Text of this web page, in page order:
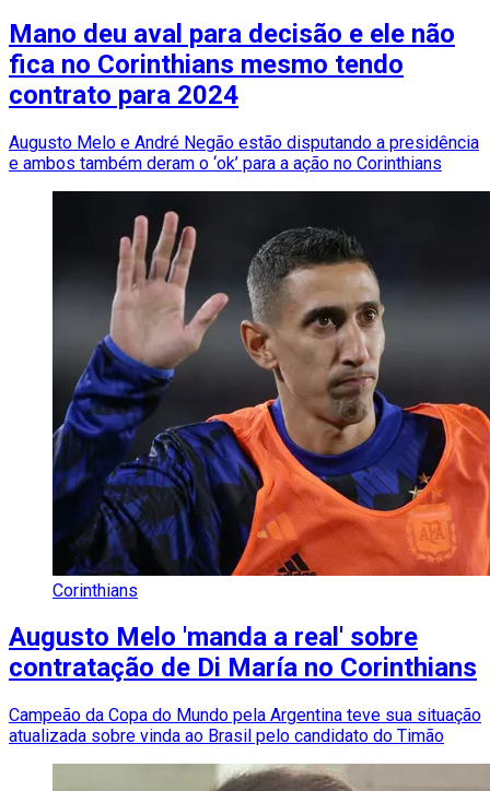
Mano deu aval para decisão e ele não
fica no Corinthians mesmo tendo
contrato para 2024
Augusto Melo e André Negão estão disputando a presidência
e ambos também deram o ‘ok’ para a ação no Corinthians
Corinthians
Augusto Melo 'manda a real' sobre
contratação de Di María no Corinthians
Campeão da Copa do Mundo pela Argentina teve sua situação
atualizada sobre vinda ao Brasil pelo candidato do Timão